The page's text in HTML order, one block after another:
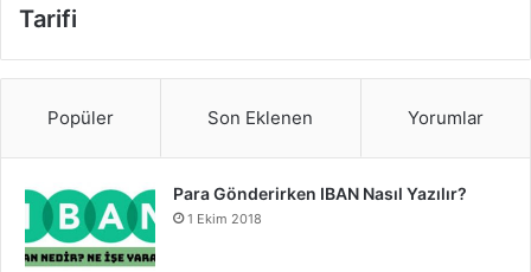
Tarifi
Popüler Son Eklenen Yorumlar
Para Gönderirken IBAN Nasıl Yazılır?
1 Ekim 2018